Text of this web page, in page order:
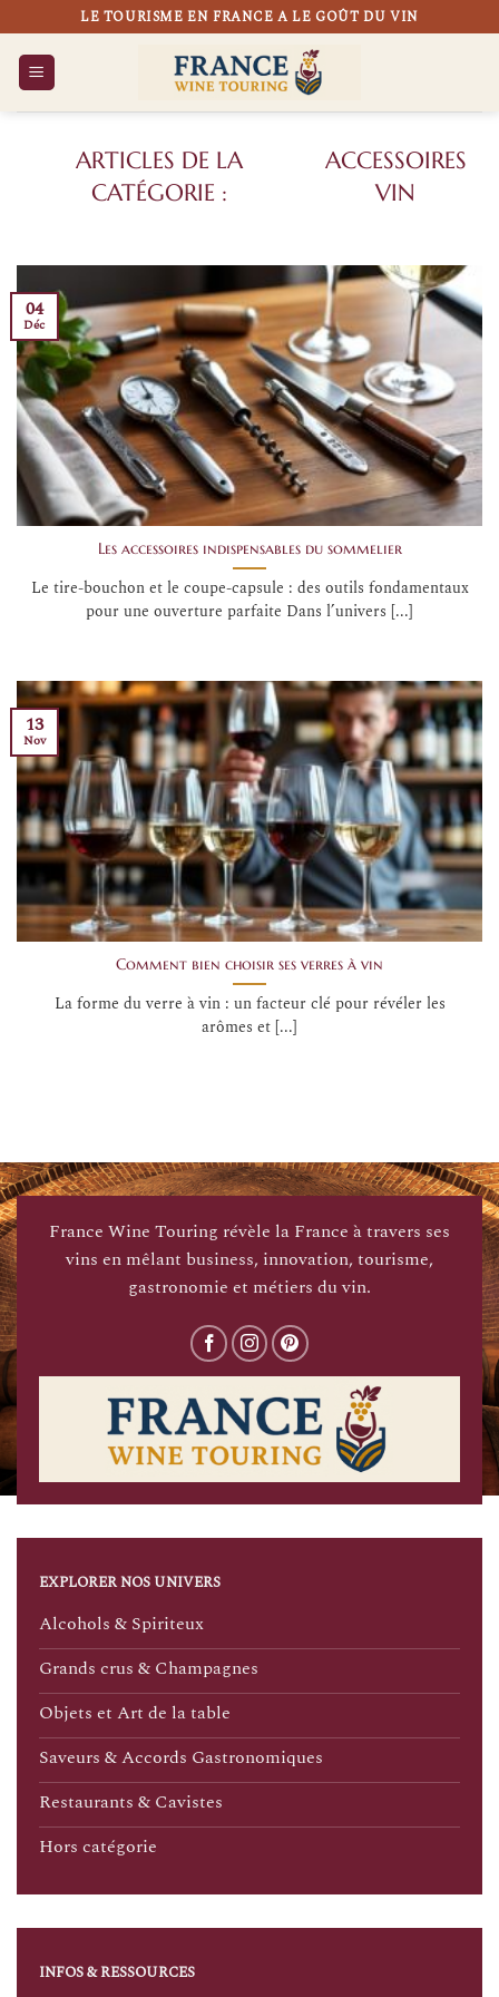
au
contenu
LE TOURISME EN FRANCE A LE GOÛT DU VIN
ACCESSOIRES
VIN
Les accessoires indispensables du sommelier
Le tire-bouchon et le coupe-capsule : des outils fondamentaux
pour une ouverture parfaite Dans l’univers [...]
04
Déc
Comment bien choisir ses verres à vin
La forme du verre à vin : un facteur clé pour révéler les
arômes et [...]
13
Nov
France Wine Touring révèle la France à travers ses
vins en mêlant business, innovation, tourisme,
gastronomie et métiers du vin.
EXPLORER NOS UNIVERS
Alcohols & Spiriteux
Grands crus & Champagnes
Objets et Art de la table
Saveurs & Accords Gastronomiques
Restaurants & Cavistes
Hors catégorie
INFOS & RESSOURCES